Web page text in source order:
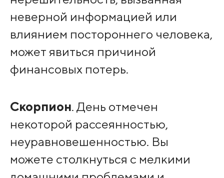
неверной информацией или
влиянием постороннего человека,
может явиться причиной
финансовых потерь.
Скорпион. День отмечен
некоторой рассеянностью,
неуравновешенностью. Вы
можете столкнуться с мелкими